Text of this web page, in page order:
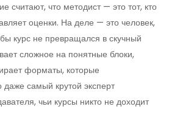
считают, что методист — это тот, кто
оценки. На деле — это человек,
курс не превращался в скучный
сложное на понятные блоки,
форматы, которые
самый крутой эксперт
чьи курсы никто не доходит